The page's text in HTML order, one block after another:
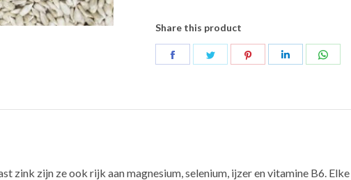
Share this product
zink zijn ze ook rijk aan magnesium, selenium, ijzer en vitamine B6.